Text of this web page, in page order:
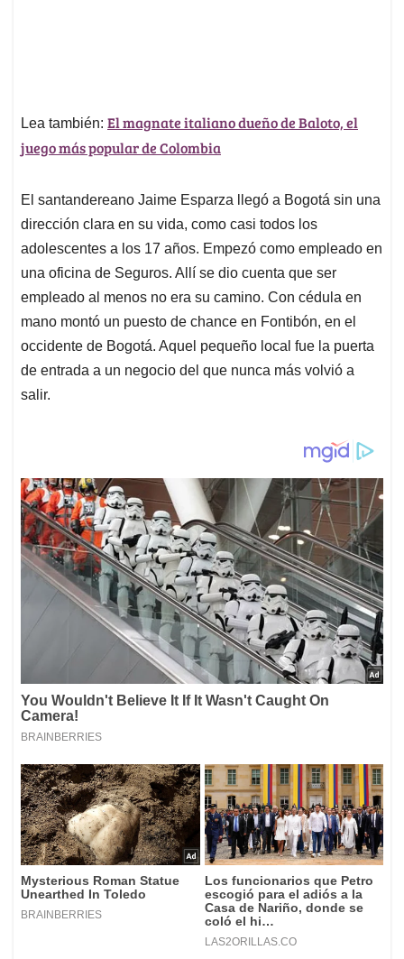
Lea también: El magnate italiano dueño de Baloto, el
juego más popular de Colombia
El santandereano Jaime Esparza llegó a Bogotá sin una
dirección clara en su vida, como casi todos los
adolescentes a los 17 años. Empezó como empleado en
una oficina de Seguros. Allí se dio cuenta que ser
empleado al menos no era su camino. Con cédula en
mano montó un puesto de chance en Fontibón, en el
occidente de Bogotá. Aquel pequeño local fue la puerta
de entrada a un negocio del que nunca más volvió a
salir.